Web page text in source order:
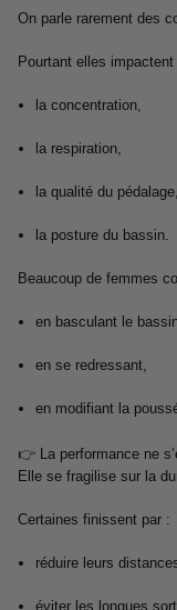
On parle rarement des
Pourtant elles impactent
la concentration,
la respiration,
la qualité du pédalage,
la posture du bassin.
Beaucoup de femmes
en basculant le
en se redressant,
en modifiant la
👉 La performance ne
Elle se fragilise sur la
Certaines finissent par :
réduire leurs
éviter les longues